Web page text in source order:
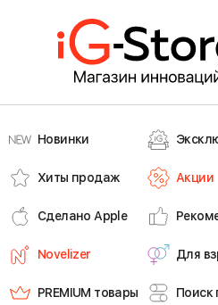
Новинки
Хиты продаж Акции
Сделано Apple
Novelizer Для
PREMIUM товары Поиск